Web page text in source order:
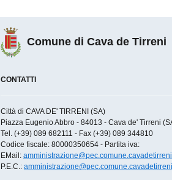
Comune di Cava de Tirreni
CONTATTI
Città di CAVA DE' TIRRENI (SA)
Piazza Eugenio Abbro - 84013 - Cava de' Tirreni
Tel. (+39) 089 682111 - Fax (+39) 089 344810
Codice fiscale: 80000350654 - Partita iva:
EMail:
P.E.C.: